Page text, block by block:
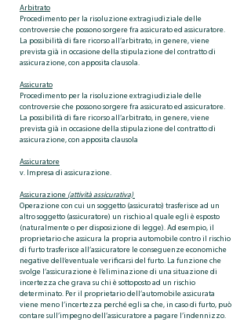
Arbitrato
Procedimento per la risoluzione extragiudiziale delle
controversie che possono sorgere fra assicurato ed assicuratore.
La possibilità di fare ricorso all’arbitrato, in genere, viene
prevista già in occasione della stipulazione del contratto di
assicurazione, con apposita clausola.
Assicurato
Procedimento per la risoluzione extragiudiziale delle
controversie che possono sorgere fra assicurato ed assicuratore.
La possibilità di fare ricorso all’arbitrato, in genere, viene
prevista già in occasione della stipulazione del contratto di
assicurazione, con apposita clausola
Assicuratore
v. Impresa di assicurazione.
Assicurazione (attività assicurativa)
Operazione con cui un soggetto (assicurato) trasferisce ad un
altro soggetto (assicuratore) un rischio al quale egli è esposto
(naturalmente o per disposizione di legge). Ad esempio, il
proprietario che assicura la propria automobile contro il rischio
di furto trasferisce all’assicuratore le conseguenze economiche
negative dell’eventuale verificarsi del furto. La funzione che
svolge l’assicurazione è l’eliminazione di una situazione di
incertezza che grava su chi è sottoposto ad un rischio
determinato. Per il proprietario dell’automobile assicurata
viene meno l’incertezza perché egli sa che, in caso di furto, può
contare sull’impegno dell’assicuratore a pagare l’indennizzo.